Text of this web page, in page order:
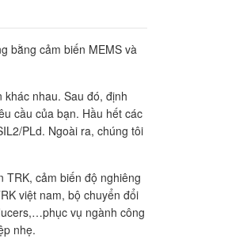
bằng cảm biến MEMS và
nhau. Sau đó, định
cầu của bạn. Hầu hết các
PLd. Ngoài ra, chúng tôi
TRK, cảm biến độ nghiêng
việt nam, bộ chuyển đổi
vụ ngành công
nhẹ.